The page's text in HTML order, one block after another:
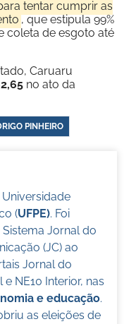
tentar cumprir as
, que estipula 99%
coleta de esgoto até
Caruaru
no ato da
PINHEIRO
(UFPE). Foi
Jornal do
(JC) ao
Jornal do
NE10 Interior, nas
e educação.
as eleições de